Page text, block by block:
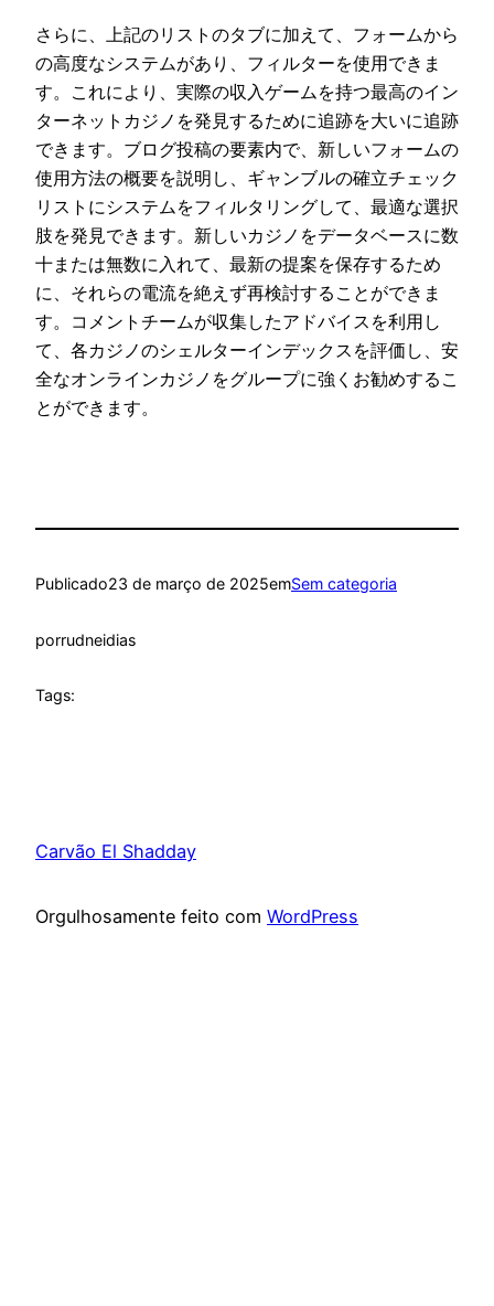
さらに、上記のリストのタブに加えて、フォームから
の高度なシステムがあり、フィルターを使用できま
す。これにより、実際の収入ゲームを持つ最高のイン
ターネットカジノを発見するために追跡を大いに追跡
できます。ブログ投稿の要素内で、新しいフォームの
使用方法の概要を説明し、ギャンブルの確立チェック
リストにシステムをフィルタリングして、最適な選択
肢を発見できます。新しいカジノをデータベースに数
十または無数に入れて、最新の提案を保存するため
に、それらの電流を絶えず再検討することができま
す。コメントチームが収集したアドバイスを利用し
て、各カジノのシェルターインデックスを評価し、安
全なオンラインカジノをグループに強くお勧めするこ
とができます。
Publicado23 de março de 2025emSem categoria
porrudneidias
Tags:
Carvão El Shadday
Orgulhosamente feito com WordPress